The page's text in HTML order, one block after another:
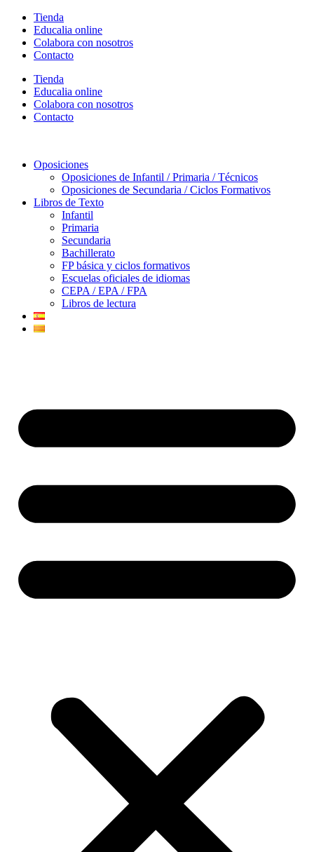
contenido
Tienda
Educalia online
Colabora con nosotros
Contacto
Tienda
Educalia online
Colabora con nosotros
Contacto
Oposiciones
Oposiciones de Infantil / Primaria / Técnicos
Oposiciones de Secundaria / Ciclos Formativos
Libros de Texto
Infantil
Primaria
Secundaria
Bachillerato
FP básica y ciclos formativos
Escuelas oficiales de idiomas
CEPA / EPA / FPA
Libros de lectura